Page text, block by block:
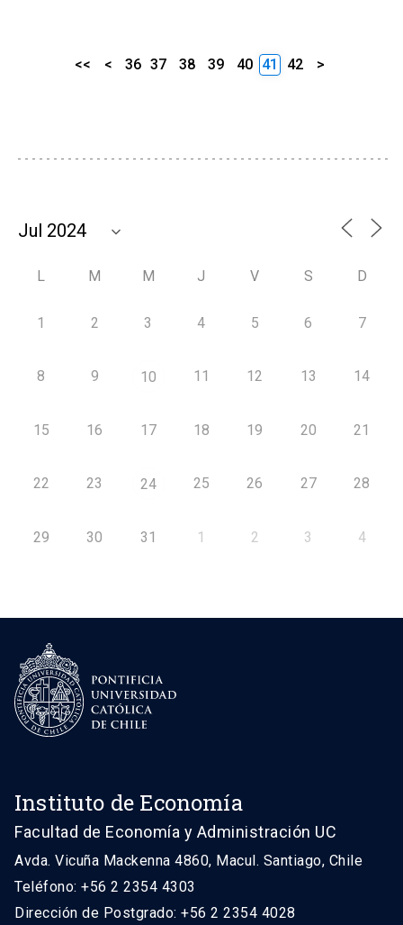
<< < 36 37 38 39 40 41 42 >
L M M J V S D
1 2 3 4 5 6 7
8 9 10 11 12 13 14
15 16 17 18 19 20 21
22 23 24 25 26 27 28
29 30 31 1 2 3 4
Instituto de Economía
Facultad de Economía y Administración UC
Avda. Vicuña Mackenna 4860, Macul. Santiago, Chile
Teléfono: +56 2 2354 4303
Dirección de Postgrado: +56 2 2354 4028